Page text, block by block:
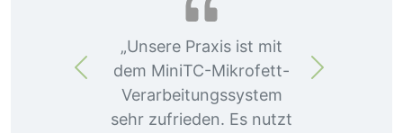
„Unsere Praxis ist mit
dem MiniTC-Mikrofett-
Verarbeitungssystem
sehr zufrieden. Es nutzt
innovative Technologie
Vorherige Weiter